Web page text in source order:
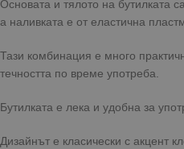
Основата и тялото на бутилката
а наливката е от еластична
Тази комбинация е много
течността по време употреба.
Бутилката е лека и удобна за
Дизайнът е класически с акцент